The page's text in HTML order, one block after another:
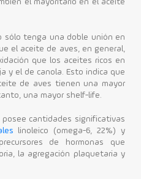
el mayoritario en el aceite
sólo tenga una doble unión en
el aceite de aves, en general,
que los aceites ricos en
y el de canola. Esto indica que
de aves tienen una mayor
una mayor shelf-life.
cantidades significativas
linoleico (omega-6, 22%) y
de hormonas que
la agregación plaquetaria y